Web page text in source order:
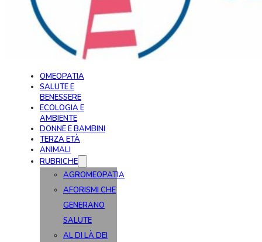
OMEOPATIA
SALUTE E
BENESSERE
ECOLOGIA E
AMBIENTE
DONNE E BAMBINI
TERZA ETÀ
ANIMALI
RUBRICHE
AGROMEOPATIA
AFORISMI CHE
GENERANO
SALUTE
AL DI LÀ DEI